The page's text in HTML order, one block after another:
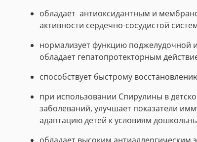
обладает антиоксидантным и
активности сердечно-сосудистой
нормализует функцию поджелудочной
обладает гепатопротекторным
способствует быстрому
при использовании Спирулины в
заболеваний, улучшает показатели
адаптацию детей к условиям